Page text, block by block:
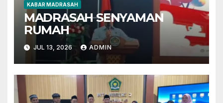
KABAR MADRASAH
MADRASAH SENYAMAN
RUMAH
JUL 13, 2026 ADMIN